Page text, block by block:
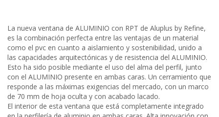
La nueva ventana de ALUMINIO con RPT de Aluplus by Refine,
es la combinación perfecta entre las ventajas de un material
como el pvc en cuanto a aislamiento y sostenibilidad, unido a
las capacidades arquitectónicas y de resistencia del ALUMINIO.
Esto ha sido posible mediante el uso del alma del perfil, junto
con el ALUMINIO presente en ambas caras. Un cerramiento que
responde a las máximas exigencias del mercado, con un marco
de 70 mm de hoja oculta y con acabado lacado.
El interior de esta ventana que está completamente integrado